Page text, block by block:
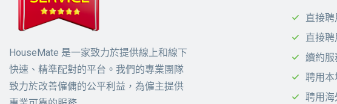
HouseMate 是一家致力於提供線上和線下
快速、精準配對的平台。我們的專業團隊
致力於改善僱傭的公平利益，為僱主提供
直接
直接
續約服
聘用本
聘用海